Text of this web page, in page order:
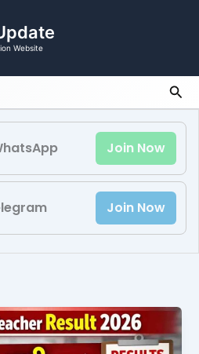
Website
Join Now
Join Now